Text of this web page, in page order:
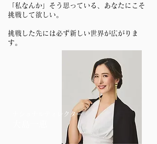
「私なんか」そう思っている、あなたにこそ
挑戦して欲しい。
挑戦した先には必ず新しい世界が広がりま
す。
ナショナルディレクター